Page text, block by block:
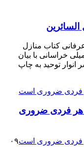
کتاب منازل
خراسانی با بیان
توحید به چاپ
هر فردی ضروری
۰۹